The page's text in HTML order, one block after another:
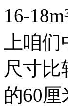
16-
上咱
尺寸
的60